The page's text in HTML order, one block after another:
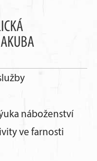
náboženství
ve farnosti